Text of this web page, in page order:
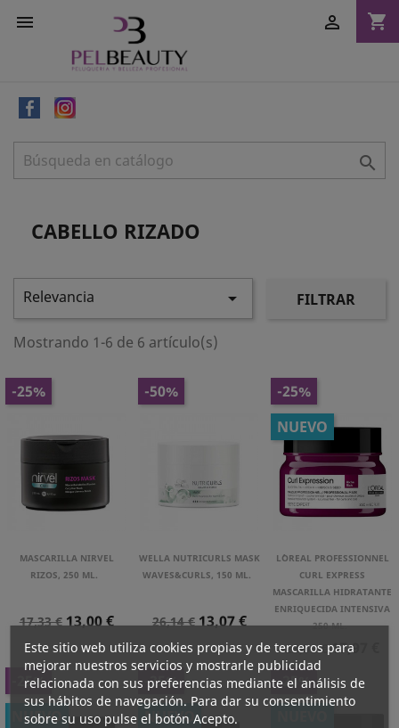
 shopping_cart


CABELLO RIZADO
Relevancia  FILTRAR
Mostrando 1-6 de 6 artículo(s)
MASCARILLA NIRVEL
RIZOS, 250 ML.
Precio
Normal
17,33 € Precio
13,00 €
-25%
WELLA NUTRICURLS MASK
WAVES&CURLS, 150 ML.
Precio
Normal
26,14 € Precio
13,07 €
-50%
L´OREAL PROFESSIONNEL
CURL EXPRESS
MASCARILLA HIDRATANTE
ENRIQUECIDA INTENSIVA
250 ML.
Precio
Normal
23,96 €Precio
17,97 €
-25%
NUEVO
-25%
NUEVO
-25%
NUEVO
-25%
Este sitio web utiliza cookies propias y de terceros para
mejorar nuestros servicios y mostrarle publicidad
relacionada con sus preferencias mediante el análisis de
sus hábitos de navegación. Para dar su consentimiento
sobre su uso pulse el botón Acepto.